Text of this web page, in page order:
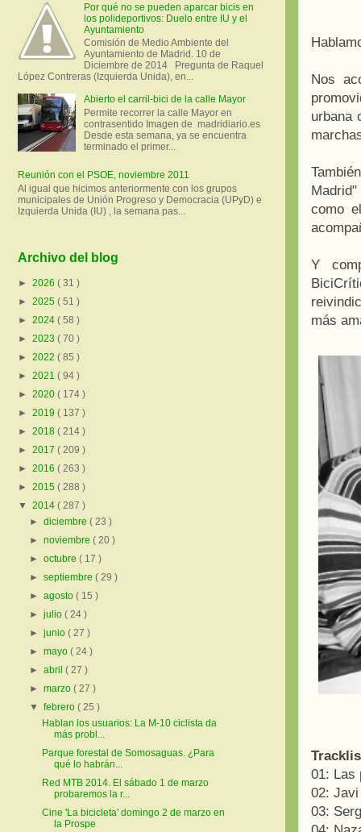
Nos
urbana
como
Y
más
01: Las
02:
03:
Por qué no se pueden aparcar bicis en
los polideportivos: Duelo entre IU y el
Ayuntamiento
Comisión de Medio Ambiente del
Ayuntamiento de Madrid. 10 de
Diciembre de 2014 Pregunta de Raquel
López Contreras (Izquierda Unida), en...
Abierto el carril-bici de la calle Mayor
Permite recorrer la calle Mayor en
contrasentido Imagen de madridiario.es
Desde esta semana, ya se encuentra
terminado el primer...
Reunión con el PSOE, noviembre 2011
Al igual que hicimos anteriormente con los grupos
municipales de Unión Progreso y Democracia (UPyD) e
Izquierda Unida (IU) , la semana pas...
Archivo del blog
► 2026 ( 31 )
► 2025 ( 51 )
► 2024 ( 58 )
► 2023 ( 70 )
► 2022 ( 85 )
► 2021 ( 94 )
► 2020 ( 174 )
► 2019 ( 137 )
► 2018 ( 214 )
► 2017 ( 209 )
► 2016 ( 263 )
► 2015 ( 288 )
▼ 2014 ( 287 )
►diciembre( 23 )
►noviembre( 20 )
►octubre( 17 )
►septiembre( 29 )
►agosto( 15 )
►julio( 24 )
►junio( 27 )
►mayo( 24 )
►abril( 27 )
►marzo( 27 )
▼febrero( 25 )
Hablan los usuarios: La M-10 ciclista da
más probl...
Parque forestal de Somosaguas. ¿Para
qué lo habrán...
Red MTB 2014. El sábado 1 de marzo
probaremos la r...
Cine 'La bicicleta' domingo 2 de marzo en
la Prospe